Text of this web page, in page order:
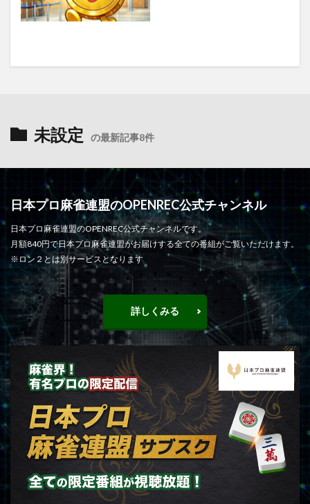
未設定 の最新記事8件
日本プロ麻雀連盟のOPENREC公式チャンネル
日本プロ麻雀連盟のOPENREC公式チャンネルです。
月額840円で日本プロ麻雀連盟がお届けする全ての番組がご覧いただけます。
※ロン２とは別サービスとなります
詳しくみる